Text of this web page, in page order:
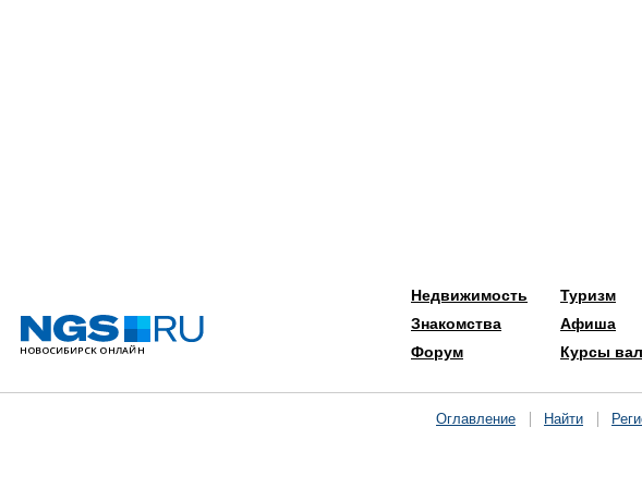
Недвижимость
Знакомства
Форум
Туризм
Афиша
Курсы
Оглавление Найти